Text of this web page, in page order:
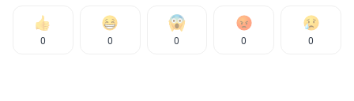
0 0 0 0 0